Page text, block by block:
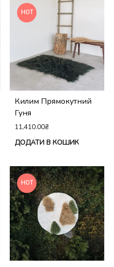
HOT
Килим Прямокутний
Гуня
11,410.00₴
ДОДАТИ В КОШИК
HOT